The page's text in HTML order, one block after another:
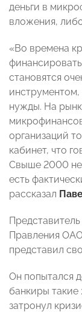
деньги в
вложения,
«Во времена
становятся
нужды. На
организаций
кабинет, что
Свыше 2000 не
есть
рассказал
Правления
представил
Он попытался
банкиры
затронул